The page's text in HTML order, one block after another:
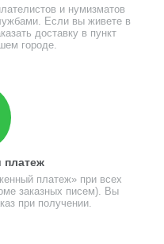
и нумизматов
Если вы живете в
доставку в пункт
городе.
платеж» при всех
заказных писем). Вы
при получении.